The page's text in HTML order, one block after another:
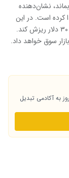
نشان‌دهنده
کرده است. در این
صورت AR ممکن است تا سطح حمایتی کلیدی خود در ۳۰ دلار ریزش کند.
سوق خواهد داد.
به آکادمی تبدیل